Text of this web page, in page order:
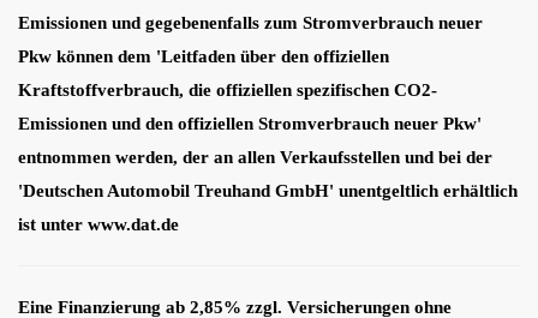
Emissionen und gegebenenfalls zum Stromverbrauch neuer
Pkw können dem 'Leitfaden über den offiziellen
Kraftstoffverbrauch, die offiziellen spezifischen CO2-
Emissionen und den offiziellen Stromverbrauch neuer Pkw'
entnommen werden, der an allen Verkaufsstellen und bei der
'Deutschen Automobil Treuhand GmbH' unentgeltlich erhältlich
ist unter www.dat.de
Eine Finanzierung ab 2,85% zzgl. Versicherungen ohne